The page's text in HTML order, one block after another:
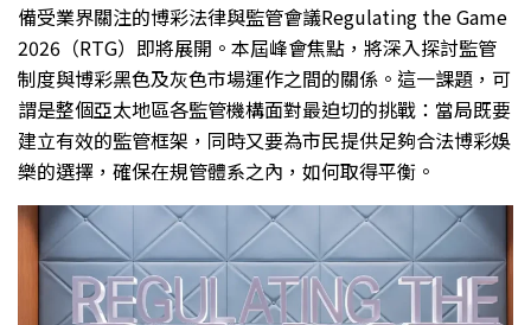
備受業界關注的博彩法律與監管會議Regulating the Game
2026（RTG）即將展開。本屆峰會焦點，將深入探討監管
制度與博彩黑色及灰色市場運作之間的關係。這一課題，可
謂是整個亞太地區各監管機構面對最迫切的挑戰：當局既要
建立有效的監管框架，同時又要為市民提供足夠合法博彩娛
樂的選擇，確保在規管體系之內，如何取得平衡。